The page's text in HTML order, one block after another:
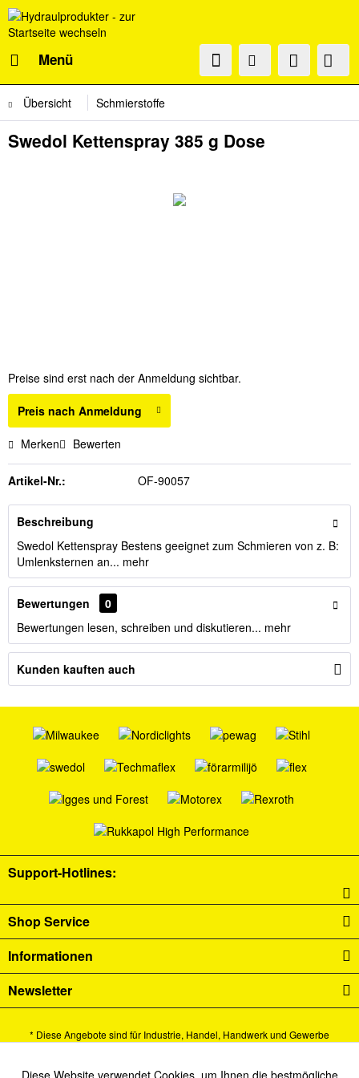
Menü
Übersicht Schmierstoffe
Swedol Kettenspray 385 g Dose
Preise sind erst nach der Anmeldung sichtbar.
Preis nach Anmeldung
Merken Bewerten
Artikel-Nr.: OF-90057
Beschreibung
Swedol Kettenspray Bestens geeignet zum Schmieren von z. B:
Umlenksternen an... mehr
Bewertungen
0
Bewertungen lesen, schreiben und diskutieren... mehr
Kunden kauften auch
Support-Hotlines:
Shop Service
Informationen
Newsletter
* Diese Angebote sind für Industrie, Handel, Handwerk und Gewerbe
Alle Preise verstehen sich zzgl. Mehrwertsteuer undVersandkostenund ggf.
Aktiv
Diese Website verwendet Cookies, um Ihnen die bestmögliche